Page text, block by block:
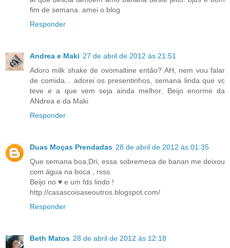
fim de semana. amei o blog
Responder
Andrea e Maki 27 de abril de 2012 às 21:51
Adoro milk shake de ovomaltine então? AH, nem vou falar
de comida... adorei os presentinhos, semana linda que vc
teve e a que vem seja ainda melhor. Beijo enorme da
ANdrea e da Maki
Responder
Duas Moças Prendadas 28 de abril de 2012 às 01:35
Que semana boa,Dri, essa sobremesa de banan me deixou
com água na boca , rsss
Beijo no ♥ e um fds lindo !
http://casascoisaseoutros.blogspot.com/
Responder
Beth Matos 28 de abril de 2012 às 12:18